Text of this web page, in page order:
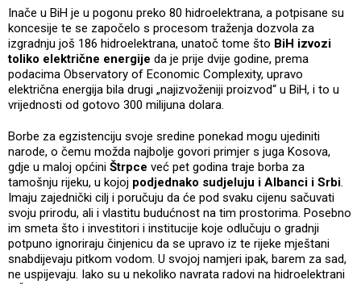
Inače u BiH je u pogonu preko 80 hidroelektrana, a potpisane su
koncesije te se započelo s procesom traženja dozvola za
izgradnju još 186 hidroelektrana, unatoč tome što BiH izvozi
toliko električne energije da je prije dvije godine, prema
podacima Observatory of Economic Complexity, upravo
električna energija bila drugi „najizvoženiji proizvod“ u BiH, i to u
vrijednosti od gotovo 300 milijuna dolara.
Borbe za egzistenciju svoje sredine ponekad mogu ujediniti
narode, o čemu možda najbolje govori primjer s juga Kosova,
gdje u maloj općini Štrpce već pet godina traje borba za
tamošnju rijeku, u kojoj podjednako sudjeluju i Albanci i Srbi.
Imaju zajednički cilj i poručuju da će pod svaku cijenu sačuvati
svoju prirodu, ali i vlastitu budućnost na tim prostorima. Posebno
im smeta što i investitori i institucije koje odlučuju o gradnji
potpuno ignoriraju činjenicu da se upravo iz te rijeke mještani
snabdijevaju pitkom vodom. U svojoj namjeri ipak, barem za sad,
ne uspijevaju. Iako su u nekoliko navrata radovi na hidroelektrani